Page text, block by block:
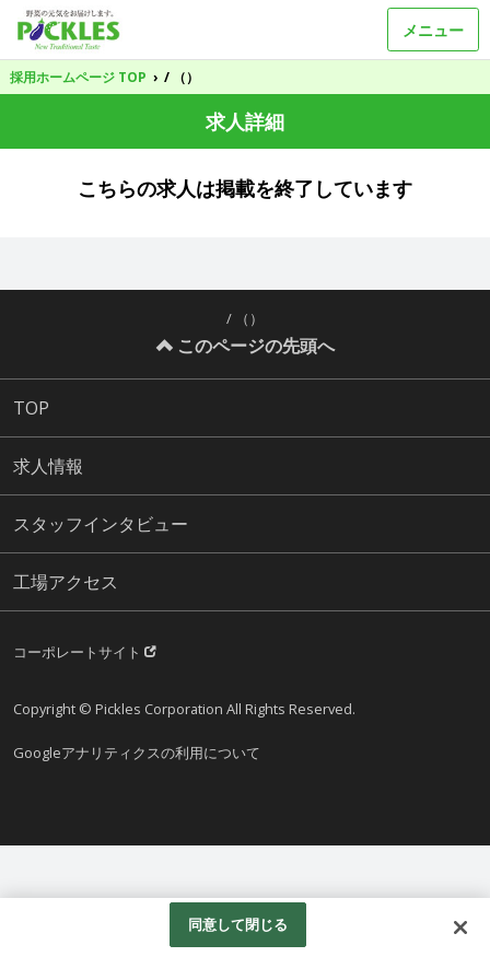
メニュー
採用ホームページ TOP › / （）
求人詳細
こちらの求人は掲載を終了しています
/ （）
このページの先頭へ
TOP
求人情報
スタッフインタビュー
工場アクセス
コーポレートサイト
Copyright © Pickles Corporation All Rights Reserved.
Googleアナリティクスの利用について
同意して閉じる